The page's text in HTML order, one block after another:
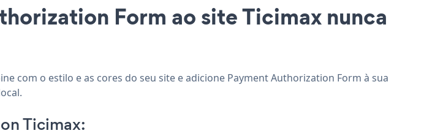
Form ao site Ticimax nunca
com o estilo e as cores do seu site e adicione Payment Authorization Form à sua
Ticimax: